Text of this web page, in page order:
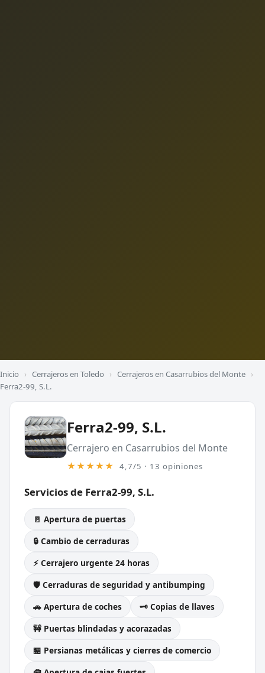
Inicio › Cerrajeros en Toledo › Cerrajeros en Casarrubios del Monte ›
Ferra2-99, S.L.
Ferra2-99, S.L.
Cerrajero en Casarrubios del Monte
★★★★★ 4,7/5 · 13 opiniones
Servicios de Ferra2-99, S.L.
🚪 Apertura de puertas
🔒 Cambio de cerraduras
⚡ Cerrajero urgente 24 horas
🛡️ Cerraduras de seguridad y antibumping
🚗 Apertura de coches
🗝️ Copias de llaves
🚧 Puertas blindadas y acorazadas
🏪 Persianas metálicas y cierres de comercio